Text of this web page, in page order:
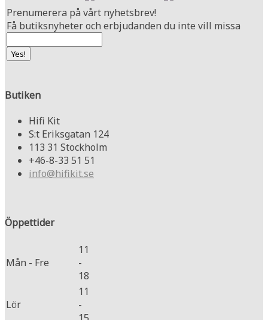
Prenumerera på vårt nyhetsbrev!
Få butiksnyheter och erbjudanden du inte vill missa
Butiken
Hifi Kit
S:t Eriksgatan 124
113 31 Stockholm
+46-8-33 51 51
info@hifikit.se
Öppettider
Mån - Fre
11
-
18
Lör
11
-